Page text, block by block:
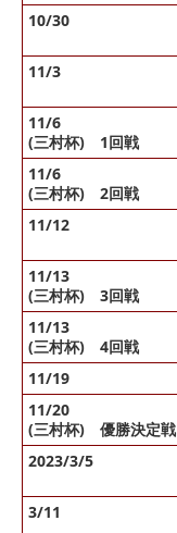
10/30
11/3
11/6
(三村杯) 1回戦
11/6
(三村杯) 2回戦
11/12
11/13
(三村杯) 3回戦
11/13
(三村杯) 4回戦
11/19
11/20
(三村杯) 優勝決定戦
2023/3/5
3/11